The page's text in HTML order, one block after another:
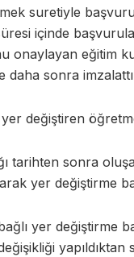
suretiyle
içinde
onaylayan
sonra
değiştiren
tarihten sonra
yer değiştirme
yer değiştirme